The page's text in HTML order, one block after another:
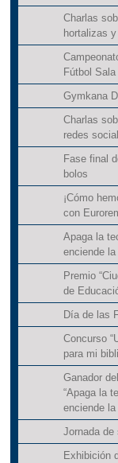
Charlas
hortalizas
Fútbol Sala
Gymkana
Charlas
redes
Fase final
bolos
¡Cómo
con
Apaga la
enciende
Premio
de
Día de las
Concurso
para mi
Ganador
“Apaga la
enciende la
Jornada de
Exhibición